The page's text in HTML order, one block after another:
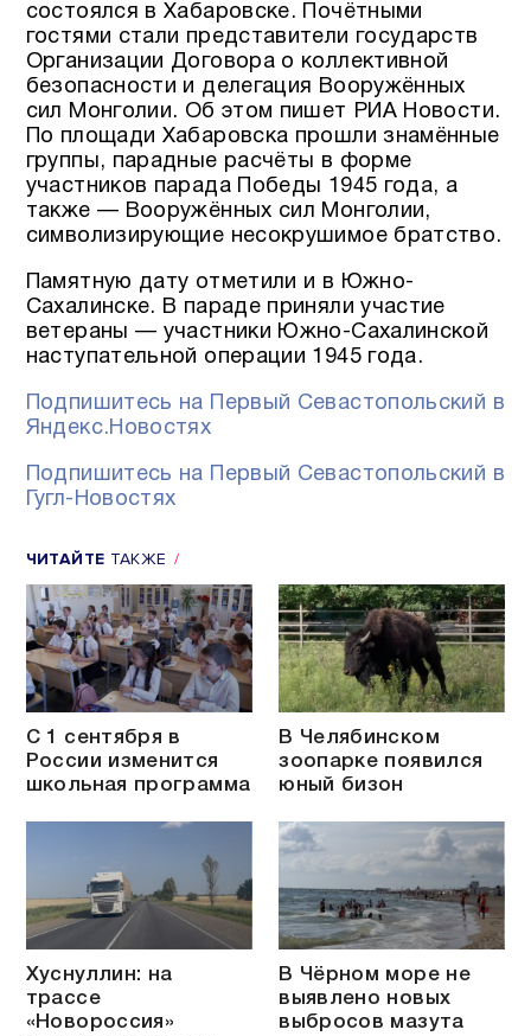
состоялся в Хабаровске. Почётными
гостями стали представители государств
Организации Договора о коллективной
безопасности и делегация Вооружённых
сил Монголии. Об этом пишет РИА Новости.
По площади Хабаровска прошли знамённые
группы, парадные расчёты в форме
участников парада Победы 1945 года, а
также — Вооружённых сил Монголии,
символизирующие несокрушимое братство.
Памятную дату отметили и в Южно-
Сахалинске. В параде приняли участие
ветераны — участники Южно-Сахалинской
наступательной операции 1945 года.
Подпишитесь на Первый Севастопольский в
Яндекс.Новостях
Подпишитесь на Первый Севастопольский в
Гугл-Новостях
ЧИТАЙТЕ ТАКЖЕ
С 1 сентября в
России изменится
школьная программа
В Челябинском
зоопарке появился
юный бизон
Хуснуллин: на
трассе
«Новороссия»
В Чёрном море не
выявлено новых
выбросов мазута